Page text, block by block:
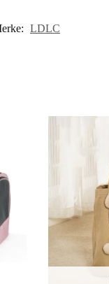
LDLC